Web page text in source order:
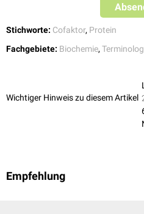
Stichworte: Cofaktor, Protein
Fachgebiete: Biochemie,
Wichtiger Hinweis zu diesem Artikel
Empfehlung